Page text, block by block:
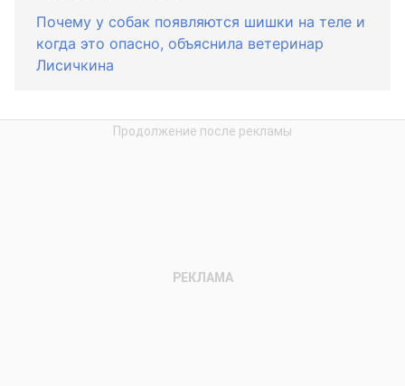
Почему у собак появляются шишки на теле и
когда это опасно, объяснила ветеринар
Лисичкина